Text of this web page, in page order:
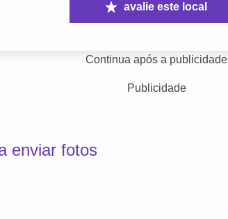
avalie este local
Continua após a publicidade
Publicidade
enviar fotos